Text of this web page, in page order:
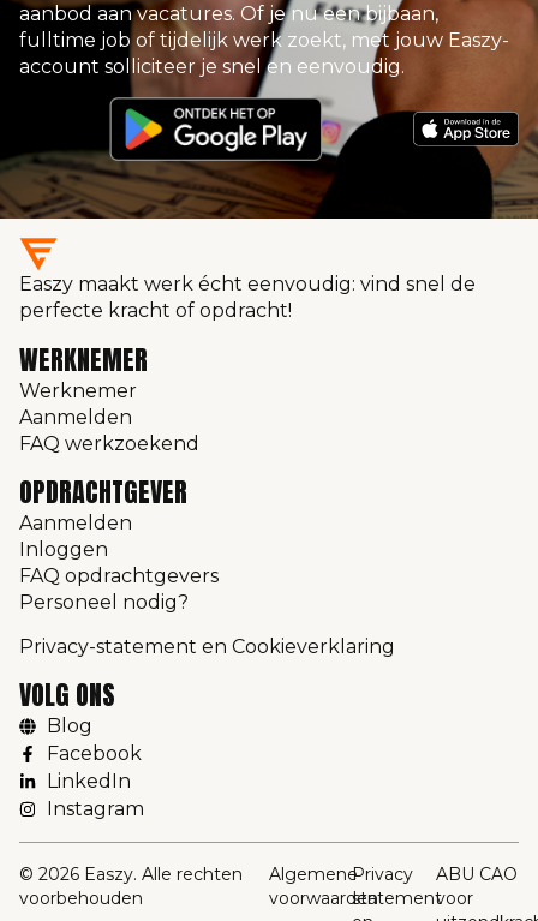
aanbod aan vacatures. Of je nu een bijbaan,
fulltime job of tijdelijk werk zoekt, met jouw Easzy-
account solliciteer je snel en eenvoudig.
Easzy maakt werk écht eenvoudig: vind snel de
perfecte kracht of opdracht!
WERKNEMER
Werknemer
Aanmelden
FAQ werkzoekend
OPDRACHTGEVER
Aanmelden
Inloggen
FAQ opdrachtgevers
Personeel nodig?
Privacy-statement en Cookieverklaring
VOLG ONS
Blog
Facebook
LinkedIn
Instagram
© 2026 Easzy. Alle rechten
voorbehouden
Algemene
voorwaarden
Privacy
statement
ABU CAO
voor